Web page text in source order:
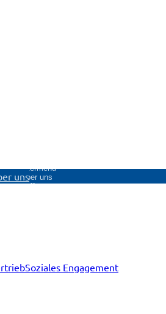
uns
Untermenü
Über uns
öffnen
Soziales Engagement